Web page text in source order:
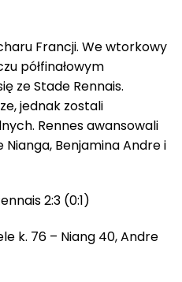
Francji. We wtorkowy
półfinałowym
ze Stade Rennais.
jednak zostali
Rennes awansowali
Benjamina Andre i
2:3 (0:1)
k. 76 – Niang 40, Andre